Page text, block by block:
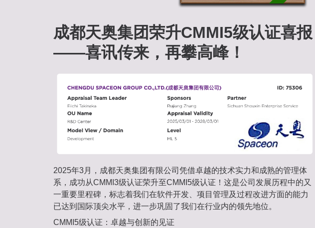
成都天奥集团荣升CMMI5级认证喜报‌
——喜讯传来，再攀高峰！‌
2025年3月，成都天奥集团有限公司凭借卓越的技术实力和成熟的管理体
系，成功从CMMI3级认证荣升至CMMI5级认证！这是公司发展历程中的又
一重要里程碑，标志着我们在软件开发、项目管理及过程改进方面的能力
已达到国际顶尖水平，进一步巩固了我们在行业内的领先地位。
CMMI5级认证：卓越与创新的见证‌